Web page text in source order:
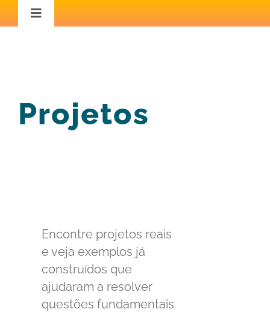
Toggle
Capacitação
Blog
Projetos
Encontre projetos reais
e veja exemplos já
construídos que
ajudaram a resolver
questões fundamentais